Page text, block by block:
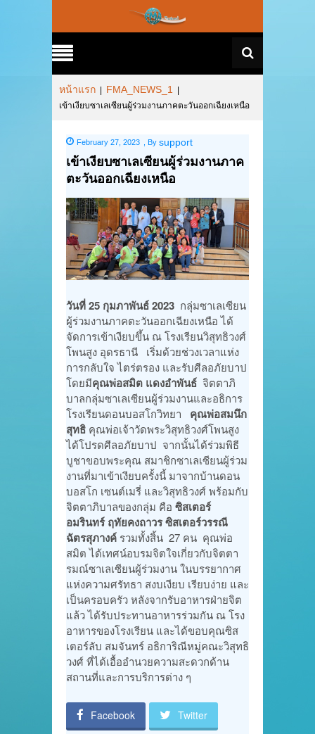
หน้าแรก FMA_NEWS_1
เข้าเงียบซาเลเซียนผู้ร่วมงานภาคตะวันออกเฉียงเหนือ
February 27, 2023 By support
เข้าเงียบซาเลเซียนผู้ร่วมงานภาค
ตะวันออกเฉียงเหนือ
วันที่ 25 กุมภาพันธ์ 2023 กลุ่มซาเลเซียน
ผู้ร่วมงานภาคตะวันออกเฉียงเหนือ ได้
จัดการเข้าเงียบขึ้น ณ โรงเรียนวิสุทธิวงศ์
โพนสูง อุดรธานี เริ่มด้วยช่วงเวลาแห่ง
การกลับใจ ไตร่ตรอง และรับศีลอภัยบาป
โดยมีคุณพ่อสมิต แดงอำพันธ์ จิตตาภิ
บาลกลุ่มซาเลเซียนผู้ร่วมงานและอธิการ
โรงเรียนดอนบอสโกวิทยา
คุณพ่อสมนึก
สุทธิ คุณพ่อเจ้าวัดพระวิสุทธิวงศ์โพนสูง
ได้โปรดศีลอภัยบาป จากนั้นได้ร่วมพิธี
บูชาขอบพระคุณ สมาชิกซาเลเซียนผู้ร่วม
งานที่มาเข้าเงียบครั้งนี้ มาจากบ้านดอน
บอสโก เซนต์เมรี่ และวิสุทธิวงศ์ พร้อมกับ
จิตตาภิบาลของกลุ่ม คือ ซิสเตอร์
อมรินทร์ ฤทัยคงถาวร ซิสเตอร์วรรณี
ฉัตรสุภางค์ รวมทั้งสิ้น 27 คน คุณพ่อ
สมิต ได้เทศน์อบรมจิตใจเกี่ยวกับจิตตา
รมณ์ซาเลเซียนผู้ร่วมงาน ในบรรยากาศ
แห่งความศรัทธา สงบเงียบ เรียบง่าย และ
เป็นครอบครัว หลังจากรับอาหารฝ่ายจิต
แล้ว ได้รับประทานอาหารร่วมกัน ณ โรง
อาหารของโรงเรียน และได้ขอบคุณซิส
เตอร์ลับ สมจันทร์ อธิการิณีหมู่คณะวิสุทธิ
วงศ์ ที่ได้เอื้ออำนวยความสะดวกด้าน
สถานที่และการบริการต่าง ๆ
Facebook Twitter